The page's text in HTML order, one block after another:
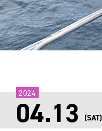
04.13 (SAT)
2024